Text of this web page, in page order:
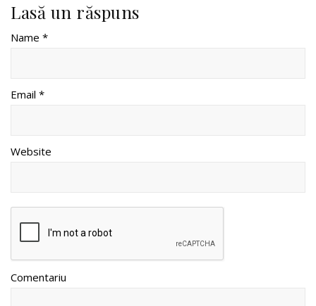
Lasă un răspuns
Name *
Email *
Website
Comentariu